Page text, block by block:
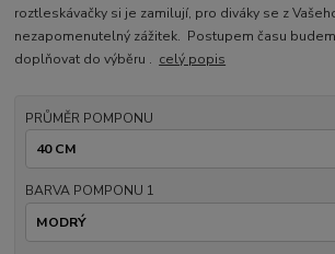
roztleskávačky si je zamilují, pro diváky se z
nezapomenutelný zážitek. Postupem času
doplňovat do výběru . celý popis
PRŮMĚR POMPONU
BARVA POMPONU 1